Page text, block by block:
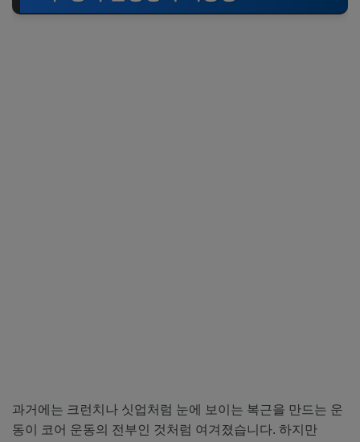
과거에는 크런치나 싯업처럼 눈에 보이는 복근을 만드는 운
동이 코어 운동의 전부인 것처럼 여겨졌습니다. 하지만